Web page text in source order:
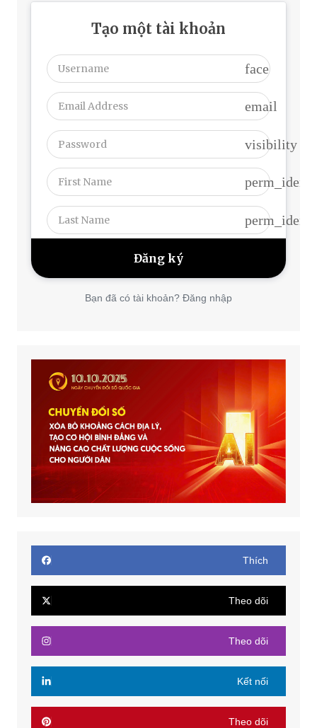
Tạo một tài khoản
face
email
visibility
Bạn đã có tài khoản? Đăng nhập
Thích
Theo dõi
Theo dõi
Kết nối
Theo dõi